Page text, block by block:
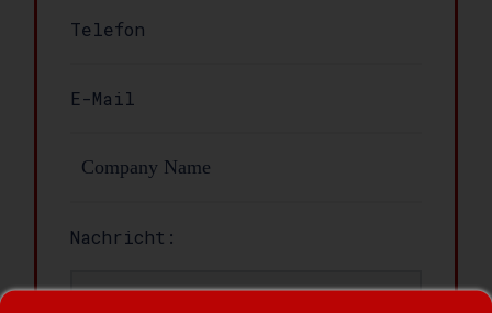
Nachricht: